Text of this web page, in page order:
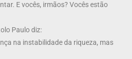
E vocês, irmãos? Vocês estão
Paulo diz:
na instabilidade da riqueza, mas